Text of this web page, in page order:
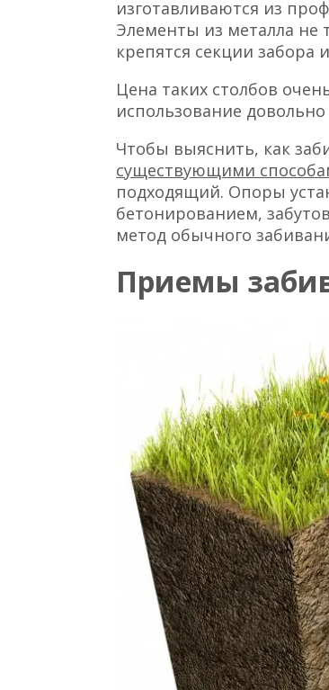
изготавливаются из
Элементы из металла не
крепятся секции забора
Цена таких столбов
использование
Чтобы выяснить, как
существующими
подходящий. Опоры
бетонированием,
метод обычного
Приемы